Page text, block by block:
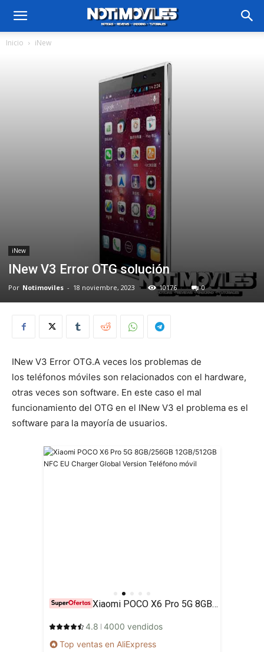
Inicio iNew
iNew
INew V3 Error OTG solución
Por Notimoviles - 18 noviembre, 2023 10176 0
INew V3 Error OTG.A veces los problemas de
los teléfonos móviles son relacionados con el hardware,
otras veces son software. En este caso el mal
funcionamiento del OTG en el INew V3 el problema es el
software para la mayoría de usuarios.
Xiaomi POCO X6 Pro 5G 8GB/256GB 12GB/512GB NFC EU Charger Global Version Teléfono móvil
4.8 4000 vendidos
Top ventas en AliExpress